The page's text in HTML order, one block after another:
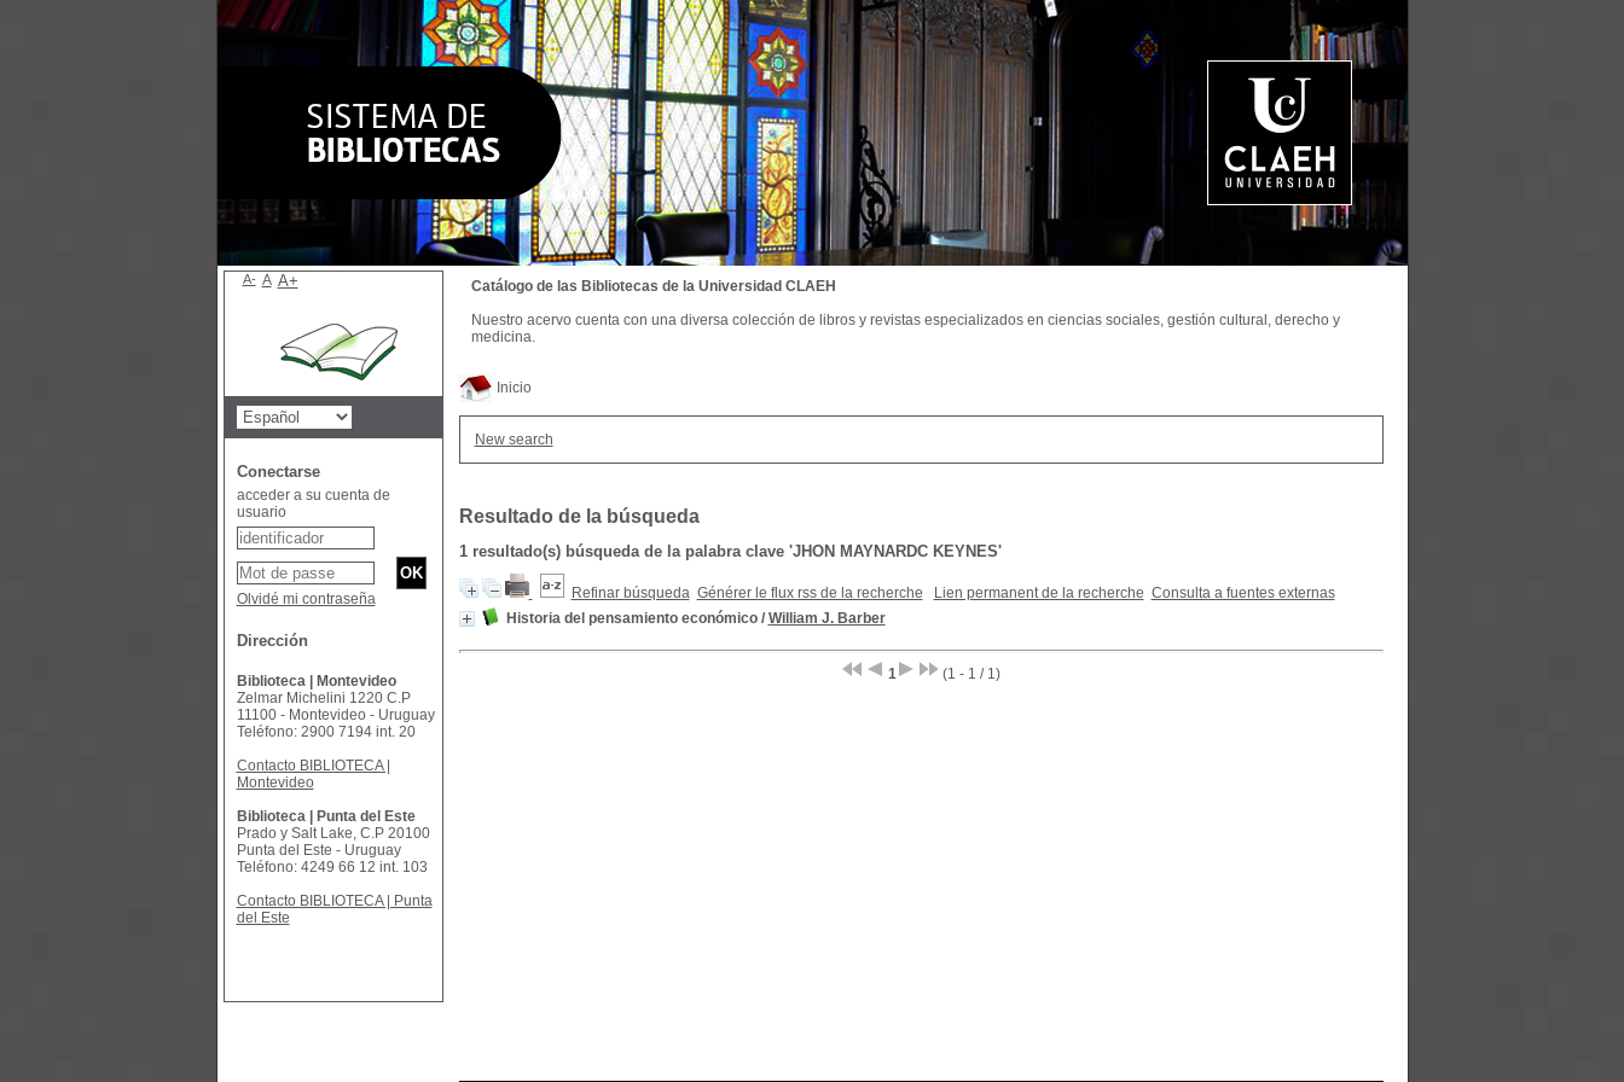
Inicio
New search
Resultado de la búsqueda
1 resultado(s) búsqueda de la palabra clave 'JHON MAYNARDC KEYNES'
Refinar búsqueda Générer le flux rss de la recherche Lien permanent de la recherche Consulta a fuentes externas
Historia del pensamiento económico/ William J. Barber
1 (1 - 1 / 1)
Catálogo de las Bibliotecas de la Universidad CLAEH
Nuestro acervo cuenta con una diversa colección de libros y revistas especializados en ciencias sociales, gestión cultural, derecho y
medicina.
A- A A+
Conectarse
acceder a su cuenta de
usuario
Olvidé mi contraseña
Dirección
Biblioteca | Montevideo
Zelmar Michelini 1220 C.P
11100 - Montevideo - Uruguay
Teléfono: 2900 7194 int. 20
Contacto BIBLIOTECA |
Montevideo
Biblioteca | Punta del Este
Prado y Salt Lake, C.P 20100
Punta del Este - Uruguay
Teléfono: 4249 66 12 int. 103
Contacto BIBLIOTECA | Punta
del Este